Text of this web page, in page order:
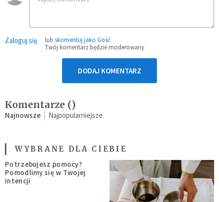
Zaloguj się lub skomentuj jako Gość
Twój komentarz będzie moderowany
DODAJ KOMENTARZ
Komentarze ()
Najnowsze Najpopularniejsze
WYBRANE DLA CIEBIE
Potrzebujesz pomocy?
Pomodlimy się w Twojej
intencji